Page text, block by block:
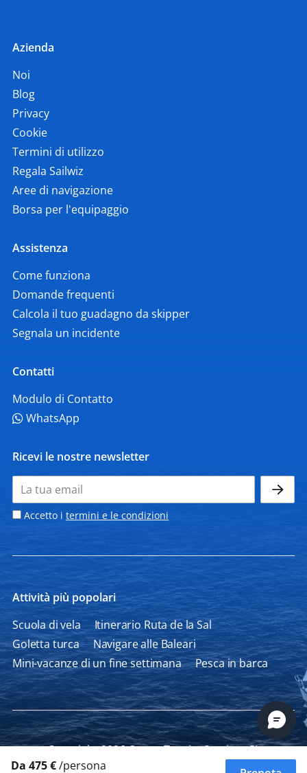
Da 475 €/persona
Azienda
Noi
Blog
Privacy
Cookie
Termini di utilizzo
Regala Sailwiz
Aree di navigazione
Borsa per l'equipaggio
Assistenza
Come funziona
Domande frequenti
Calcola il tuo guadagno da skipper
Segnala un incidente
Contatti
Modulo di Contatto
WhatsApp
Ricevi le nostre newsletter
Accetto i termini e le condizioni
Attività più popolari
Scuola di vela
Itinerario Ruta de la Sal
Goletta turca
Navigare alle Baleari
Mini-vacanze di un fine settimana
Pesca in barca
Copyright 2026 Ocean Tourist Services SL